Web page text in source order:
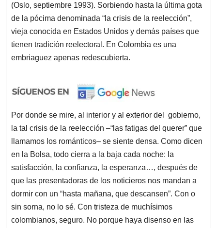
(Oslo, septiembre 1993). Sorbiendo hasta la última gota
de la pócima denominada “la crisis de la reelección”,
vieja conocida en Estados Unidos y demás países que
tienen tradición reelectoral. En Colombia es una
embriaguez apenas redescubierta.
Por donde se mire, al interior y al exterior del gobierno,
la tal crisis de la reelección –“las fatigas del querer” que
llamamos los románticos– se siente densa. Como dicen
en la Bolsa, todo cierra a la baja cada noche: la
satisfacción, la confianza, la esperanza…, después de
que las presentadoras de los noticieros nos mandan a
dormir con un “hasta mañana, que descansen”. Con o
sin sorna, no lo sé. Con tristeza de muchísimos
colombianos, seguro. No porque haya disenso en las